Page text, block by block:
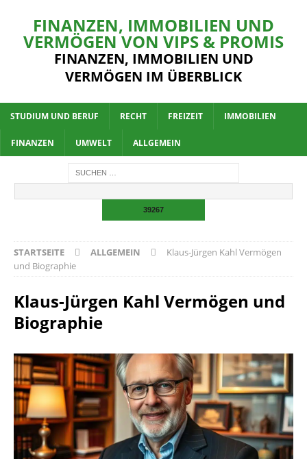
FINANZEN, IMMOBILIEN UND
VERMÖGEN VON VIPS & PROMIS
FINANZEN, IMMOBILIEN UND
VERMÖGEN IM ÜBERBLICK
STUDIUM UND BERUF RECHT FREIZEIT IMMOBILIEN
FINANZEN UMWELT ALLGEMEIN
STARTSEITE ALLGEMEIN
Klaus-Jürgen Kahl Vermögen
und Biographie
Klaus-Jürgen Kahl Vermögen und
Biographie